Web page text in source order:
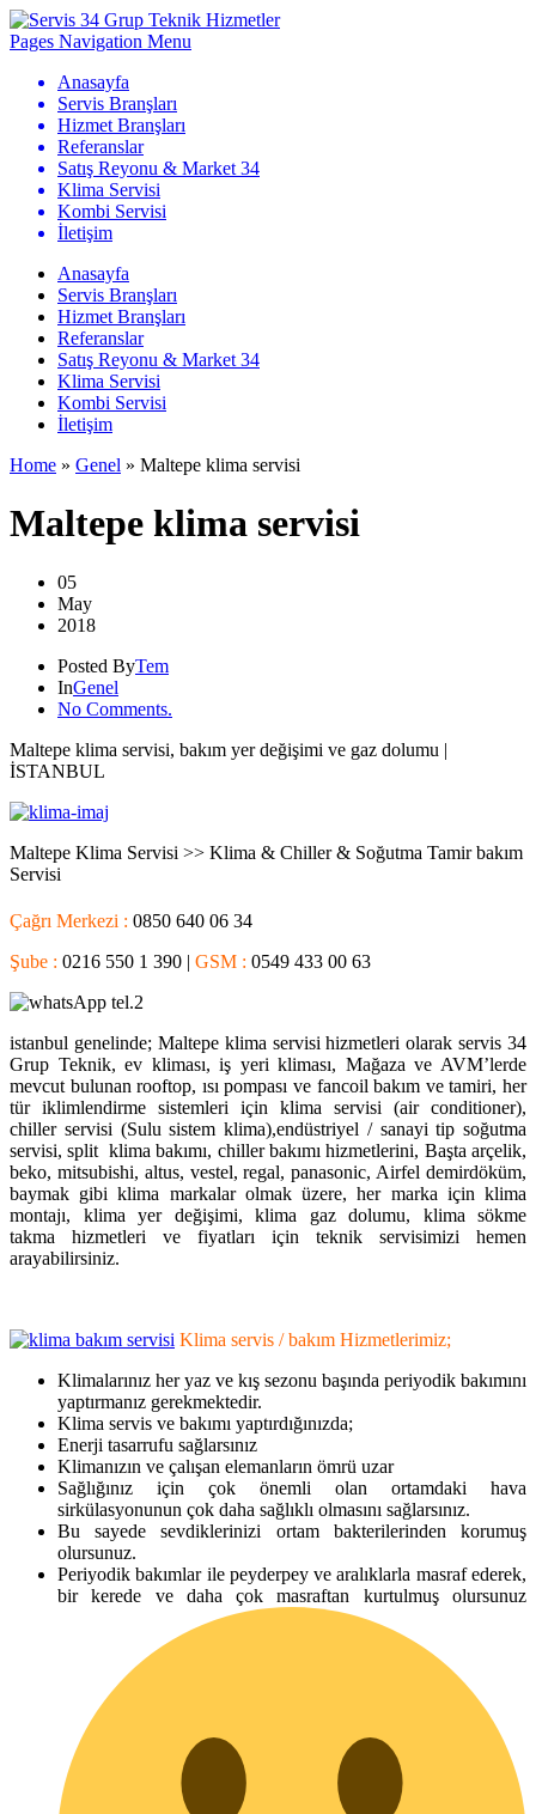
Pages Navigation Menu
Anasayfa
Servis Branşları
Hizmet Branşları
Referanslar
Satış Reyonu & Market 34
Klima Servisi
Kombi Servisi
İletişim
Anasayfa
Servis Branşları
Hizmet Branşları
Referanslar
Satış Reyonu & Market 34
Klima Servisi
Kombi Servisi
İletişim
Home » Genel » Maltepe klima servisi
Maltepe klima servisi
05
May
2018
Posted ByTem
InGenel
No Comments.
Maltepe klima servisi, bakım yer değişimi ve gaz dolumu |
İSTANBUL
Maltepe Klima Servisi >> Klima & Chiller & Soğutma Tamir bakım
Servisi
Çağrı Merkezi : 0850 640 06 34
Şube : 0216 550 1 390 | GSM : 0549 433 00 63
istanbul genelinde; Maltepe klima servisi hizmetleri olarak servis 34
Grup Teknik, ev kliması, iş yeri kliması, Mağaza ve AVM’lerde
mevcut bulunan rooftop, ısı pompası ve fancoil bakım ve tamiri, her
tür iklimlendirme sistemleri için klima servisi (air conditioner),
chiller servisi (Sulu sistem klima),endüstriyel / sanayi tip soğutma
servisi, split klima bakımı, chiller bakımı hizmetlerini, Başta arçelik,
beko, mitsubishi, altus, vestel, regal, panasonic, Airfel demirdöküm,
baymak gibi klima markalar olmak üzere, her marka için klima
montajı, klima yer değişimi, klima gaz dolumu, klima sökme
takma hizmetleri ve fiyatları için teknik servisimizi hemen
arayabilirsiniz.
Klima servis / bakım Hizmetlerimiz;
Klimalarınız her yaz ve kış sezonu başında periyodik bakımını
yaptırmanız gerekmektedir.
Klima servis ve bakımı yaptırdığınızda;
Enerji tasarrufu sağlarsınız
Klimanızın ve çalışan elemanların ömrü uzar
Sağlığınız için çok önemli olan ortamdaki hava
sirkülasyonunun çok daha sağlıklı olmasını sağlarsınız.
Bu sayede sevdiklerinizi ortam bakterilerinden korumuş
olursunuz.
Periyodik bakımlar ile peyderpey ve aralıklarla masraf ederek,
bir kerede ve daha çok masraftan kurtulmuş olursunuz